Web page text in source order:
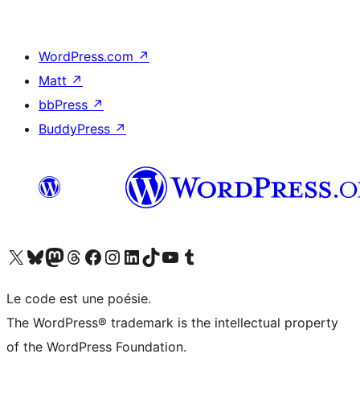
WordPress.com ↗
Matt ↗
bbPress ↗
BuddyPress ↗
Visitez notre compte X (précédemment Twitter)
Visiter notre compte Bluesky
Visiter notre compte Mastodon
Visiter notre compte Threads
Consulter notre compte Facebook
Consulter notre compte Instagram
Consulter notre compte LinkedIn
Visiter notre compte TokTok
Visiter notre chaîne YouTube
Visiter notre compte Tumblr
Le code est une poésie.
The WordPress® trademark is the intellectual property
of the WordPress Foundation.